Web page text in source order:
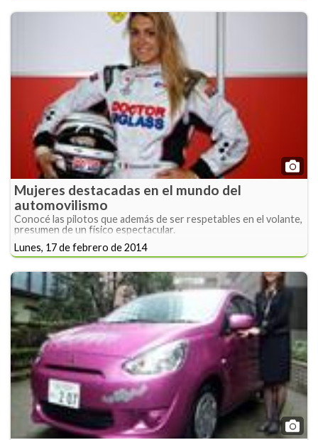
Mujeres destacadas en el mundo del
automovilismo
Conocé las pilotos que además de ser respetables en el volante,
presumen de un físico espectacular.
Lunes, 17 de febrero de 2014